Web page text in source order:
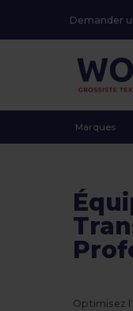
Demander
Marques
Optimisez